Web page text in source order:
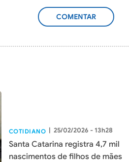
ADICIONAR
COTIDIANO | 25/02/2026 - 13h28
Santa Catarina registra 4,7 mil
nascimentos de filhos de mães